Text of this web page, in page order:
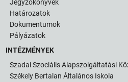
Jegyzőkönyvek
Határozatok
Dokumentumok
Pályázatok
INTÉZMÉNYEK
Szadai Szociális Alapszolgáltatási
Székely Bertalan Általános Iskola